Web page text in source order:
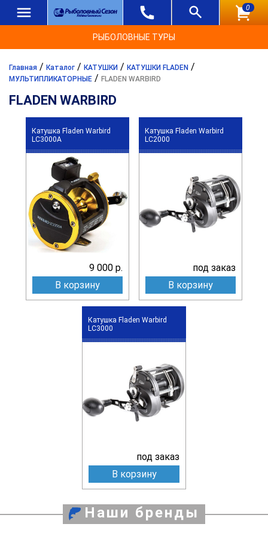
0
РЫБОЛОВНЫЕ ТУРЫ
Главная / Каталог / КАТУШКИ / КАТУШКИ FLADEN /
МУЛЬТИПЛИКАТОРНЫЕ / FLADEN WARBIRD
FLADEN WARBIRD
Катушка Fladen Warbird
LC3000A
9 000 р.
В корзину
Катушка Fladen Warbird
LC2000
под заказ
В корзину
Катушка Fladen Warbird
LC3000
под заказ
В корзину
Наши бренды